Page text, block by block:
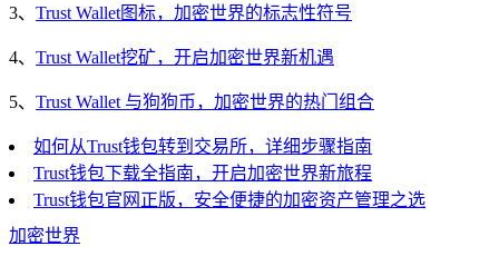
3、 Trust Wallet图标，加密世界的标志性符号
4、 Trust Wallet挖矿，开启加密世界新机遇
5、 Trust Wallet 与狗狗币，加密世界的热门组合
如何从Trust钱包转到交易所，详细步骤指南
Trust钱包下载全指南，开启加密世界新旅程
Trust钱包官网正版，安全便捷的加密资产管理之选
加密世界